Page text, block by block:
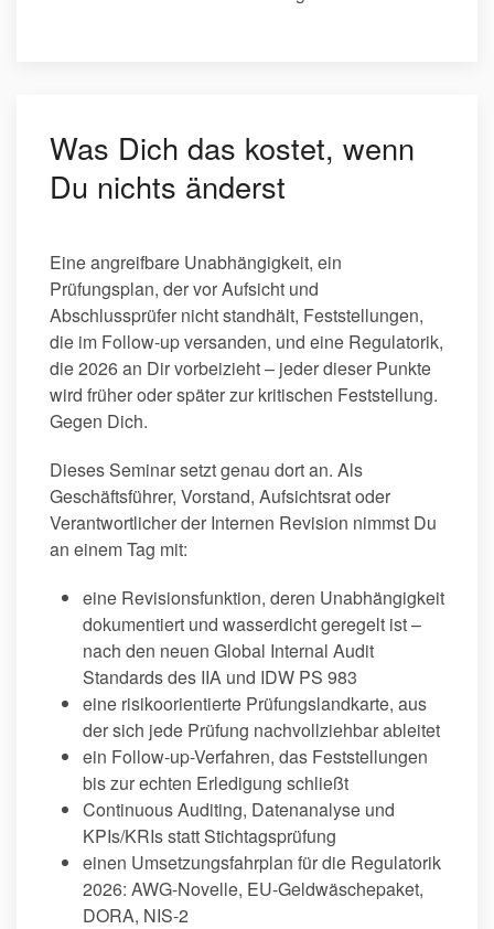
Was Dich das kostet, wenn
Du nichts änderst
Eine angreifbare Unabhängigkeit, ein
Prüfungsplan, der vor Aufsicht und
Abschlussprüfer nicht standhält, Feststellungen,
die im Follow-up versanden, und eine Regulatorik,
die 2026 an Dir vorbeizieht – jeder dieser Punkte
wird früher oder später zur kritischen Feststellung.
Gegen Dich.
Dieses Seminar setzt genau dort an. Als
Geschäftsführer, Vorstand, Aufsichtsrat oder
Verantwortlicher der Internen Revision nimmst Du
an einem Tag mit:
eine Revisionsfunktion, deren Unabhängigkeit
dokumentiert und wasserdicht geregelt ist –
nach den neuen Global Internal Audit
Standards des IIA und IDW PS 983
eine risikoorientierte Prüfungslandkarte, aus
der sich jede Prüfung nachvollziehbar ableitet
ein Follow-up-Verfahren, das Feststellungen
bis zur echten Erledigung schließt
Continuous Auditing, Datenanalyse und
KPIs/KRIs statt Stichtagsprüfung
einen Umsetzungsfahrplan für die Regulatorik
2026: AWG-Novelle, EU-Geldwäschepaket,
DORA, NIS-2